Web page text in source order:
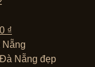
₫
hiện
tại
Nẵng đẹp